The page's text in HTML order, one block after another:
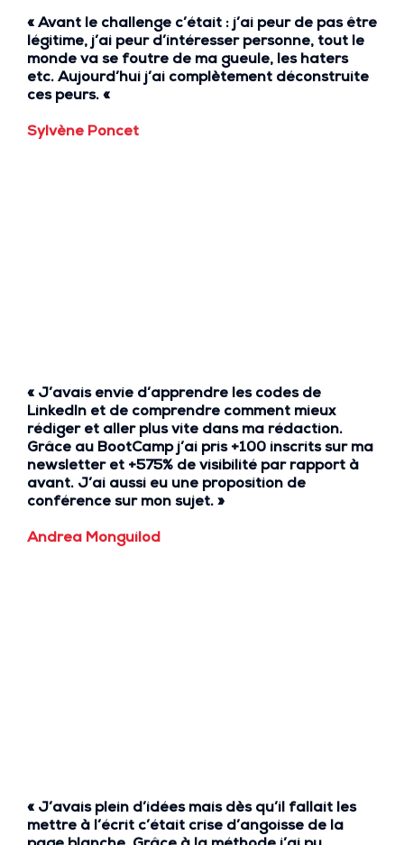
« Avant le challenge c’était : j’ai peur de pas être
légitime, j’ai peur d’intéresser personne, tout le
monde va se foutre de ma gueule, les haters
etc. Aujourd’huij’ai complètement déconstruite
ces peurs. «
Sylvène Poncet
« J’avais envie d’apprendre les codes de
LinkedIn et de comprendre comment mieux
rédigeret aller plus vite dans ma rédaction.
Grâce au BootCamp j’ai pris +100 inscritssur ma
newsletter et +575% de visibilité par rapport à
avant. J’ai aussi eu une proposition de
conférence sur mon sujet. »
Andrea Monguilod
« J’avais plein d’idées mais dès qu’il fallait les
mettre à l’écrit c’était crise d’angoisse de la